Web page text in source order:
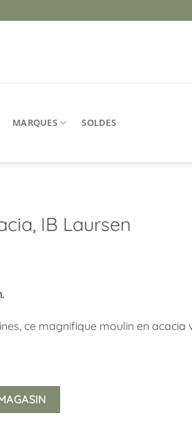
MARQUES SOLDES
IB Laursen
ce magnifique moulin en